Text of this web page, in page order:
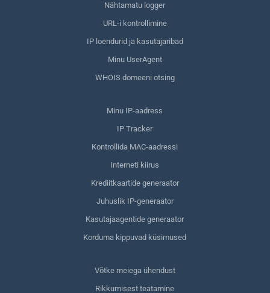
Nähtamatu logger
URL-i kontrollimine
IP loendurid ja kasutajaribad
Minu UserAgent
WHOIS domeeni otsing
Minu IP-aadress
IP Tracker
Kontrollida MAC-aadressi
Interneti kiirus
Krediitkaartide generaator
Juhuslik IP-generaator
Kasutajaagentide generaator
Korduma kippuvad küsimused
Võtke meiega ühendust
Rikkumisest teatamine